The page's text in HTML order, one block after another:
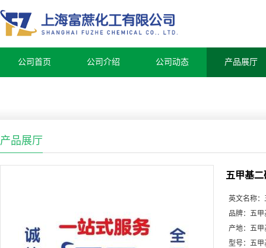
公司首页 公司介绍 公司动态 产品展厅
产品展厅
五甲基
英文名称：
品牌： 五甲
产地： 五甲
型号： 五甲